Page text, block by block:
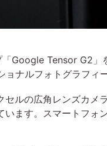
Google Tensor G2
ナルフォトグラフィ
ルの広角レンズカメ
います。スマートフ